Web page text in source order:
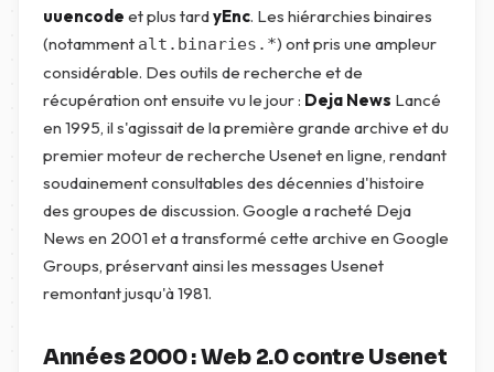
uuencode et plus tardyEnc. Les hiérarchies binaires
(notamment alt.binaries.*) ont pris une ampleur
considérable. Des outils de recherche et de
récupération ont ensuite vu le jour : Deja News Lancé
en 1995, il s'agissait de la première grande archive et du
premier moteur de recherche Usenet en ligne, rendant
soudainement consultables des décennies d'histoire
des groupes de discussion. Google a racheté Deja
News en 2001 et a transformé cette archive en Google
Groups, préservant ainsi les messages Usenet
remontant jusqu'à 1981.
Années 2000 : Web 2.0 contre Usenet